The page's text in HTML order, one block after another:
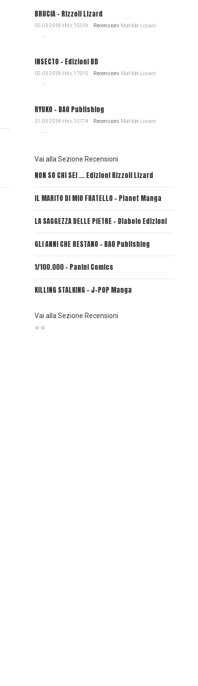
BRUCIA - Rizzoli Lizard
05-03-2018 Hits:15519 Recensioni Matilde Losani
...
INSECTO - Edizioni BD
02-03-2018 Hits:17015 Recensioni Matilde Losani
...
RYUKO - BAO Publishing
01-03-2018 Hits:15774 Recensioni Matilde Losani
...
Vai alla Sezione Recensioni
NON SO CHI SEI ... Edizioni Rizzoli Lizard
IL MARITO DI MIO FRATELLO - Planet Manga
LA SAGGEZZA DELLE PIETRE - Diabolo Edizioni
GLI ANNI CHE RESTANO - BAO Publishing
1/100.000 - Panini Comics
KILLING STALKING - J-POP Manga
Vai alla Sezione Recensioni